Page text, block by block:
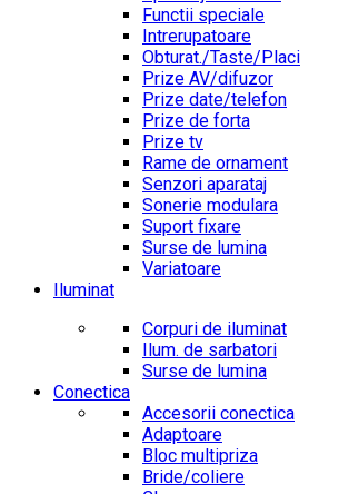
Functii speciale
Intrerupatoare
Obturat./Taste/Placi
Prize AV/difuzor
Prize date/telefon
Prize de forta
Prize tv
Rame de ornament
Senzori aparataj
Sonerie modulara
Suport fixare
Surse de lumina
Variatoare
Iluminat
Corpuri de iluminat
Ilum. de sarbatori
Surse de lumina
Conectica
Accesorii conectica
Adaptoare
Bloc multipriza
Bride/coliere